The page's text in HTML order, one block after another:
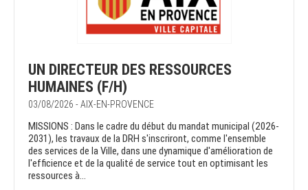
UN DIRECTEUR DES RESSOURCES
HUMAINES (F/H)
03/08/2026 - AIX-EN-PROVENCE
MISSIONS : Dans le cadre du début du mandat municipal (2026-
2031), les travaux de la DRH s'inscriront, comme l'ensemble
des services de la Ville, dans une dynamique d'amélioration de
l'efficience et de la qualité de service tout en optimisant les
ressources à...